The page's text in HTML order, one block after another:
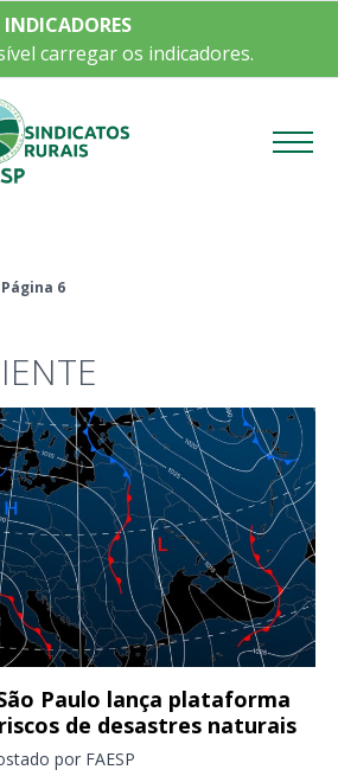
INDICADORES
carregar os indicadores.
Página 6
Paulo lança plataforma
de desastres naturais
por FAESP